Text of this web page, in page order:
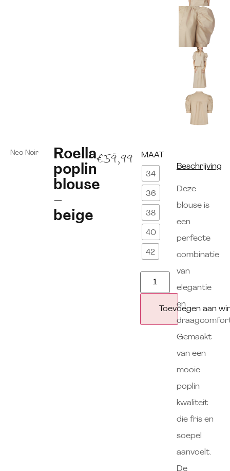
Neo Noir
Roella
poplin
blouse
–
beige
€59,99 MAAT
34
36
38
40
42
Toevoegen aan
Beschrijving
Deze
blouse is
een
perfecte
combinatie
van
elegantie
en
Gemaakt
van een
mooie
poplin
kwaliteit
die fris en
soepel
aanvoelt.
De